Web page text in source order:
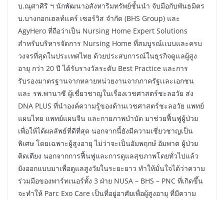
บ.ณุศาศิริ ฯ นักพัฒนาอสังหาริมทรัพย์ชั้นนำ จับมือกับพันธมิตร
บ.บางกอกเฮลท์เเคร์ เซอร์วิส จำกัด (BHS Group) และ
AgyHero ที่ถือว่าเป็น Nursing Home Expert Solutions
สำหรับบริหารจัดการ Nursing Home ที่สมบูรณ์เเบบและครบ
วงจรที่สุดในประเทศไทย ด้วยประสบการณ์ในธุรกิจดูเเลผู้สูง
อายุ กว่า 20 ปี ได้รับรางวัลระดับ Best Practice และการ
รับรองมาตรฐานจากหลายหน่วยงานจากภาครัฐเเละเอกชน
และ รพ.พานาซี ผู้เชี่ยวชาญในเรื่องเวชศาสตร์ชะลอวัย ส่ง
DNA PLUS ที่นำองค์ความรู้ของด้านเวชศาสตร์ชะลอวัย แพทย์
แผนไทย แพทย์แผนจีน และกายภาพบำบัด มาช่วยฟื้นฟูผู้ป่วย
เพื่อให้ได้ผลลัพธ์ที่ดีที่สุด นอกจากนี้ยังมีความเชี่ยวชาญเป็น
พิเศษ โดยเฉพาะผู้สูงอายุ ไม่ว่าจะเป็นอัมพฤกษ์ อัมพาต ผู้ป่วย
ติดเตียง นอกจากการฟื้นฟูและการดูแลสุขภาพโดยทั่วไปแล้ว
ยังออกแบบมาเพื่อดูแลสูงวัยในระยะยาว ทำให้มั่นใจได้ว่าความ
ร่วมมือของพาร์ทเนอร์ทั้ง 3 ฝ่าย NUSA – BHS – PNC ที่เกิดขึ้น
จะทำให้ Parc Exo Care เป็นที่อยู่อาศัยเพื่อผู้สูงอายุ ที่มีความ